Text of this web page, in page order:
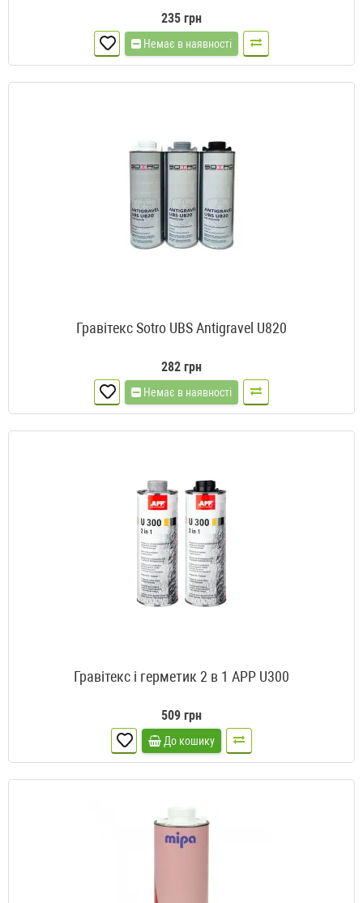
235 грн
Немає в наявності
Гравітекс Sotro UBS Antigravel U820
282 грн
Немає в наявності
Гравітекс і герметик 2 в 1 APP U300
509 грн
До кошику